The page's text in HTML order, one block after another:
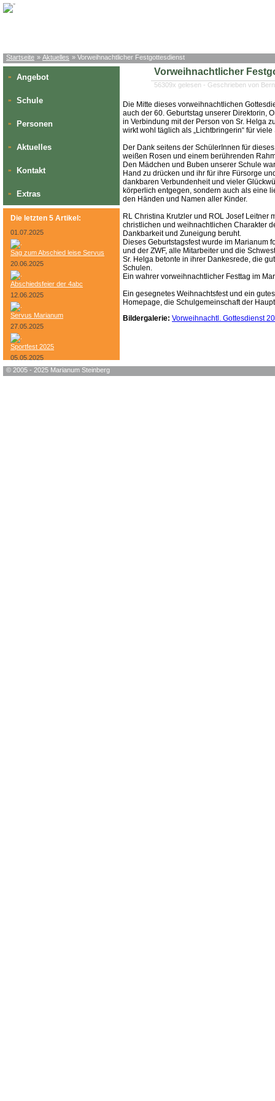
Startseite » Aktuelles » Vorweihnachtlicher Festgottesdienst
» Angebot
» Schule
» Personen
» Aktuelles
» Kontakt
» Extras
Die letzten 5 Artikel:
01.07.2025
Sag zum Abschied leise Servus
20.06.2025
Abschiedsfeier der 4abc
12.06.2025
Servus Marianum
27.05.2025
Sportfest 2025
05.05.2025
Bundesheer-Tag
Vorweihnachtlicher
56309x gelesen - Geschrieben von
Die Mitte dieses vorweihnachtlichen
auch der 60. Geburtstag unserer Direktorin,
in Verbindung mit der Person von Sr. Helga
wirkt wohl täglich als „Lichtbringerin“ für
Der Dank seitens der SchülerInnen für
weißen Rosen und einem berührenden
Den Mädchen und Buben unserer Schule
Hand zu drücken und ihr für ihre Fürsorge
dankbaren Verbundenheit und vieler
körperlich entgegen, sondern auch als eine
den Händen und Namen aller Kinder.
RL Christina Krutzler und ROL Josef Leitner
christlichen und weihnachtlichen Charakter
Dankbarkeit und Zuneigung beruht.
Dieses Geburtstagsfest wurde im Marianum
und der ZWF, alle Mitarbeiter und die
Sr. Helga betonte in ihrer Dankesrede, die
Schulen.
Ein wahrer vorweihnachtlicher Festtag im
Ein gesegnetes Weihnachtsfest und ein
Homepage, die Schulgemeinschaft der
Bildergalerie: Vorweihnachtl. Gottesdienst
© 2005 - 2025 Marianum Steinberg